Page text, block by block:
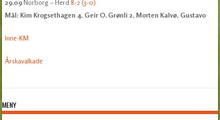
29.09Norborg – Herd8-2 (3-0)
Mål: Kim Krogsethagen 4, Geir O. Grønli 2, Morten Kalvø, Gustavo
Inne-KM
Årskavalkade
MENY